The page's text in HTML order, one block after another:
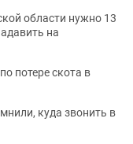
области нужно 13
на
потере скота в
куда звонить в